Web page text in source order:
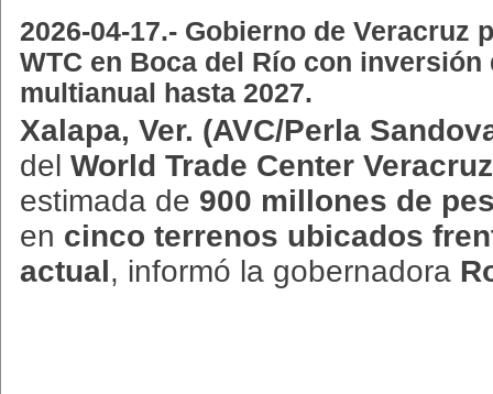
2026-04-17.- Gobierno de Veracruz
WTC en Boca del Río con inversión
multianual hasta 2027.
Xalapa, Ver. (AVC/Perla
del World Trade Center Veracruz
estimada de 900 millones de
en cinco terrenos ubicados
actual, informó la gobernadora